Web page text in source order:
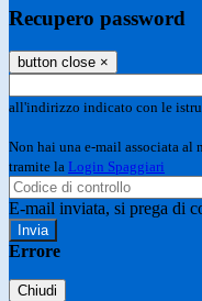
Recupero password
button close ×
all'indirizzo indicato con le
Non hai una e-mail associata al
tramite la Login Spaggiari
E-mail inviata, si prega di
Errore
Chiudi